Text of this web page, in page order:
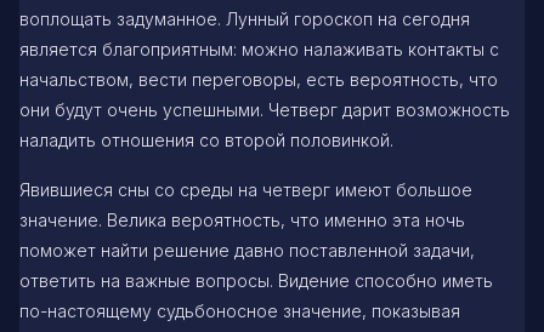
воплощать задуманное. Лунный гороскоп на сегодня
является благоприятным: можно налаживать контакты с
начальством, вести переговоры, есть вероятность, что
они будут очень успешными. Четверг дарит возможность
наладить отношения со второй половинкой.
Явившиеся сны со среды на четверг имеют большое
значение. Велика вероятность, что именно эта ночь
поможет найти решение давно поставленной задачи,
ответить на важные вопросы. Видение способно иметь
по-настоящему судьбоносное значение, показывая